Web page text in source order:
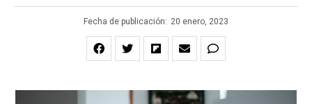
Fecha de publicación: 20 enero, 2023